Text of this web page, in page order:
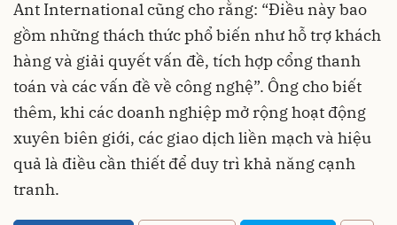
Ant International cũng cho rằng: “Điều này bao
gồm những thách thức phổ biến như hỗ trợ khách
hàng và giải quyết vấn đề, tích hợp cổng thanh
toán và các vấn đề về công nghệ”. Ông cho biết
thêm, khi các doanh nghiệp mở rộng hoạt động
xuyên biên giới, các giao dịch liền mạch và hiệu
quả là điều cần thiết để duy trì khả năng cạnh
tranh.